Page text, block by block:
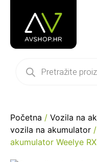
Početna / Vozila na
vozila na akumulator
akumulator Weelye